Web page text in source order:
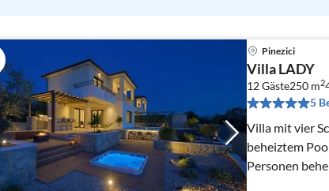
Pinezici
Villa LADY
12 Gäste250 m2
5
Villa mit vier
beheiztem
Personen